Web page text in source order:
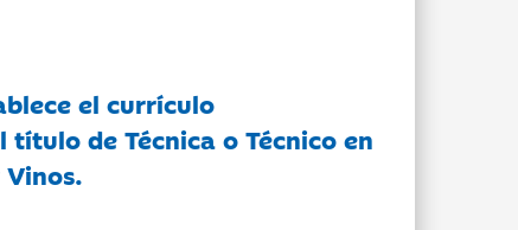
el currículo
de Técnica o Técnico en